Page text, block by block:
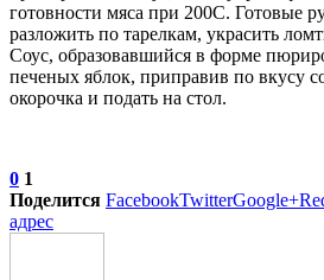
готовности мяса при 200С. Готовые
разложить по тарелкам, украсить
Соус, образовавшийся в форме
печеных яблок, приправив по вкусу
окорочка и подать на стол.
0 1
Поделится FacebookTwitterGoogle+
адрес